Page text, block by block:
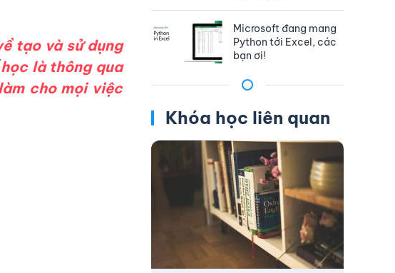
tạo và sử dụng
là thông qua
cho mọi việc
Microsoft đang mang
Python tới Excel, các
bạn ơi!
Khóa học liên quan